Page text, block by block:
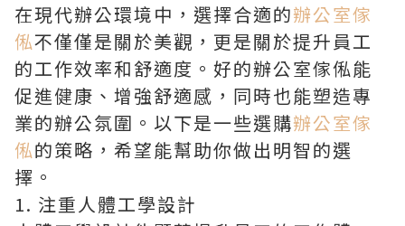
在現代辦公環境中，選擇合適的辦公室傢
俬不僅僅是關於美觀，更是關於提升員工
的工作效率和舒適度。好的辦公室傢俬能
促進健康、增強舒適感，同時也能塑造專
業的辦公氛圍。以下是一些選購辦公室傢
俬的策略，希望能幫助你做出明智的選
擇。
1. 注重人體工學設計